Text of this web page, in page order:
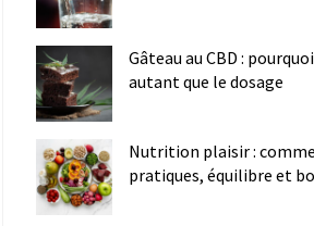
Gâteau au CBD :
autant que le dosage
Nutrition plaisir :
pratiques, équilibre et